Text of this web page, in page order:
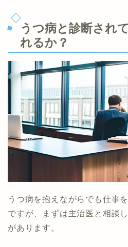
うつ病と診断され
れるか？
うつ病を抱えながらでも仕事
ですが、まずは主治医と相談
があります。